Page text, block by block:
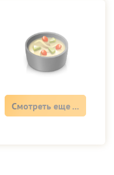
Смотреть еще ...